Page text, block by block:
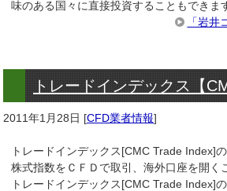
味のある国々に直接投資することもできま
「岩
トレードインデックス【
2011年1月28日 [CFD業者情報]
トレードインデックス[CMC Trade
株式指数をＣＦＤで取引、海外口座を開く
トレードインデックス[CMC Trade Index]